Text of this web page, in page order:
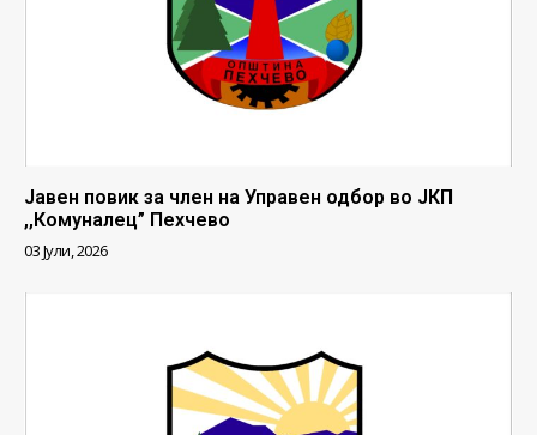
Јавен повик за член на Управен одбор во ЈКП
,,Комуналец” Пехчево
03 Јули, 2026